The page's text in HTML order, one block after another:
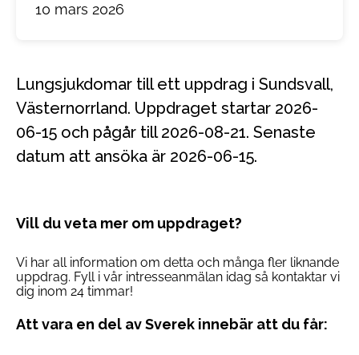
10 mars 2026
Lungsjukdomar till ett uppdrag i Sundsvall,
Västernorrland. Uppdraget startar 2026-
06-15 och pågår till 2026-08-21. Senaste
datum att ansöka är 2026-06-15.
Vill du veta mer om uppdraget?
Vi har all information om detta och många fler liknande
uppdrag. Fyll i vår intresseanmälan idag så kontaktar vi
dig inom 24 timmar!
Att vara en del av Sverek innebär att du får: